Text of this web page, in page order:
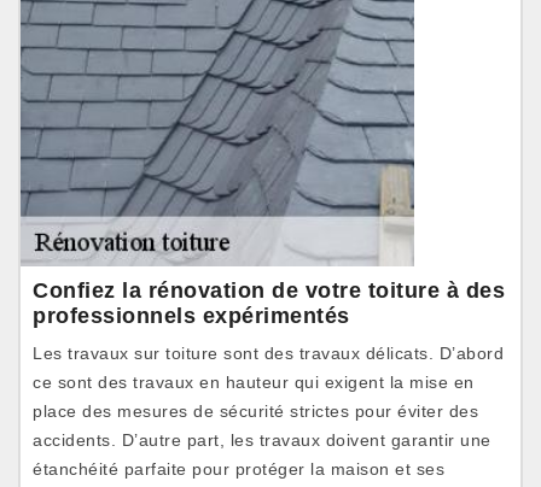
Confiez la rénovation de votre toiture à des
professionnels expérimentés
Les travaux sur toiture sont des travaux délicats. D’abord
ce sont des travaux en hauteur qui exigent la mise en
place des mesures de sécurité strictes pour éviter des
accidents. D’autre part, les travaux doivent garantir une
étanchéité parfaite pour protéger la maison et ses